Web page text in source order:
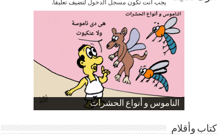
يجب أنت تكون مسجل الدخوللتضيف تعليقاً.
الناموس و أنواع الحشرات
الموظفين بعد ارتفاع الأسعار
ارتفاع نسبة الطلاق في مصر
صورة كاركاتيرية
صورة كاركاتيرية
كتاب وأقلام